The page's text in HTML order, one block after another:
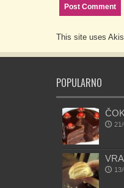
This site uses
POPULARNO